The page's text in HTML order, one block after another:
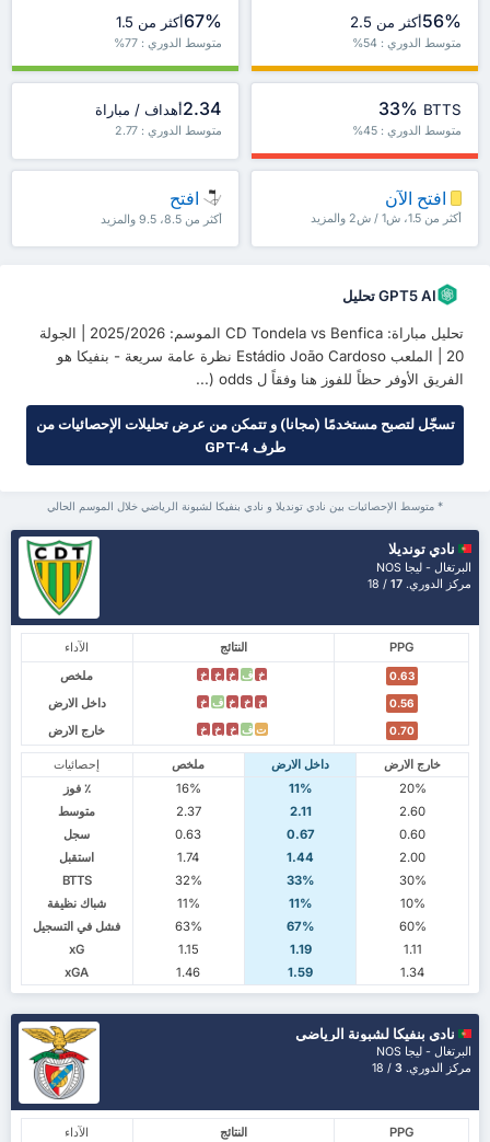
56%أكثر من 2.5
متوسط الدوري : 54%
67%أكثر من 1.5
متوسط الدوري : 77%
33% BTTS
متوسط الدوري : 45%
2.34أهداف / مباراة
متوسط الدوري : 2.77
افتح الآن
أكثر من 1.5، ش1 / ش2 والمزيد
افتح
أكثر من 8.5، 9.5 والمزيد
GPT5 AI تحليل
تحليل مباراة: CD Tondela vs Benfica الموسم: 2025/2026 | الجولة
20 | الملعب Estádio João Cardoso نظرة عامة سريعة - بنفيكا هو
الفريق الأوفر حظاً للفوز هنا وفقاً ل odds (...
تسجّل لتصبح مستخدمًا (مجانا) و تتمكن من عرض تحليلات الإحصائيات من
طرف GPT-4
* متوسط الإحصائيات بين نادي تونديلا و نادي بنفيكا لشبونة الرياضي خلال الموسم الحالي
نادي تونديلا
البرتغال - ليجا NOS
مركز الدوري. 17
/ 18
الآداء النتائج
PPG
ملخص
خ ف خ خ خ 0.63
داخل الارض خ خ خ ف خ 0.56
خارج الارض ت ف خ خ خ 0.70
إحصائيات ملخص داخل الارض
خارج الارض
٪ فوز
16% 11%
20%
متوسط
2.37 2.11
2.60
سجل
0.63 0.67
0.60
استقبل
1.74 1.44
2.00
BTTS
32% 33%
30%
شباك نظيفة
11% 11%
10%
فشل في التسجيل
63% 67%
60%
xG
1.15 1.19
1.11
xGA
1.46 1.59 1.34
نادي بنفيكا لشبونة الرياضي
البرتغال - ليجا NOS
مركز الدوري. 3
/ 18
الآداء النتائج
PPG